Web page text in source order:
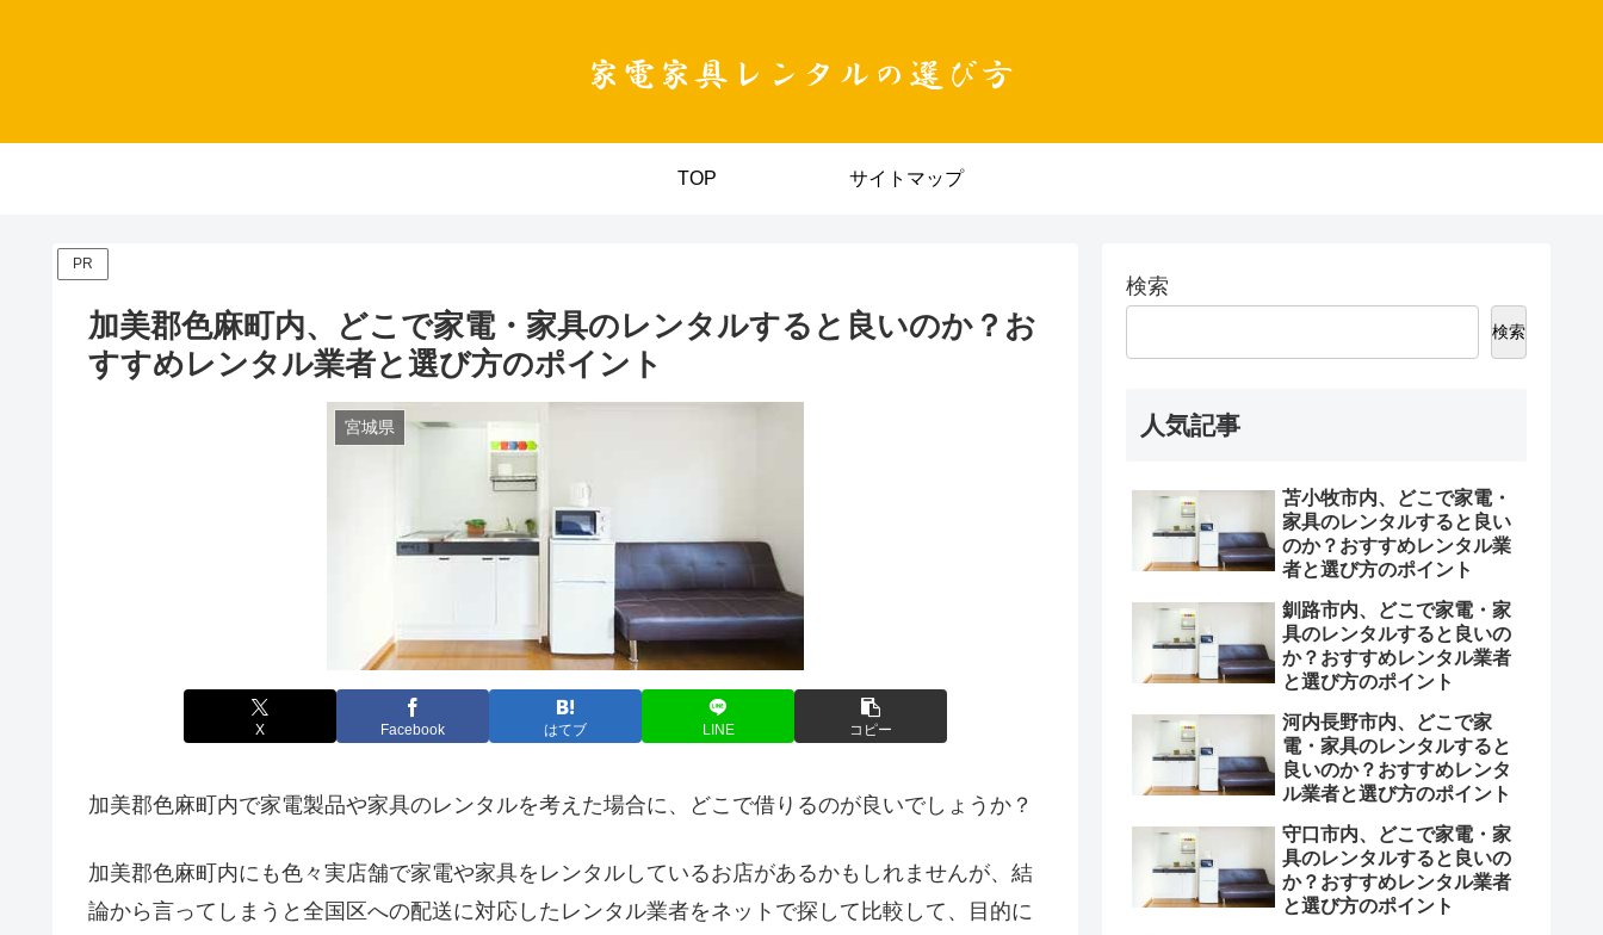
TOP サイトマップ
PR
加美郡色麻町内、どこで家電・家具のレンタルすると良いのか？お
すすめレンタル業者と選び方のポイント
宮城県
X Facebook はてブ LINE コピー
加美郡色麻町内で家電製品や家具のレンタルを考えた場合に、どこで借りるのが良いでしょうか？
加美郡色麻町内にも色々実店舗で家電や家具をレンタルしているお店があるかもしれませんが、結
論から言ってしまうと全国区への配送に対応したレンタル業者をネットで探して比較して、目的に
検索
検索
人気記事
苫小牧市内、どこで家電・
家具のレンタルすると良い
のか？おすすめレンタル業
者と選び方のポイント
釧路市内、どこで家電・家
具のレンタルすると良いの
か？おすすめレンタル業者
と選び方のポイント
河内長野市内、どこで家
電・家具のレンタルすると
良いのか？おすすめレンタ
ル業者と選び方のポイント
守口市内、どこで家電・家
具のレンタルすると良いの
か？おすすめレンタル業者
と選び方のポイント